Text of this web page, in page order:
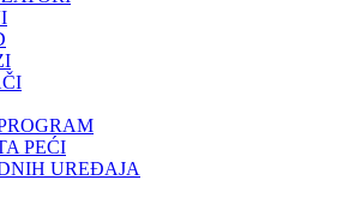
PEĆI
UREĐAJA